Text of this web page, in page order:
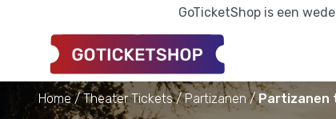
GoTicketShop is een
Home Theater Tickets Partizanen Partizanen